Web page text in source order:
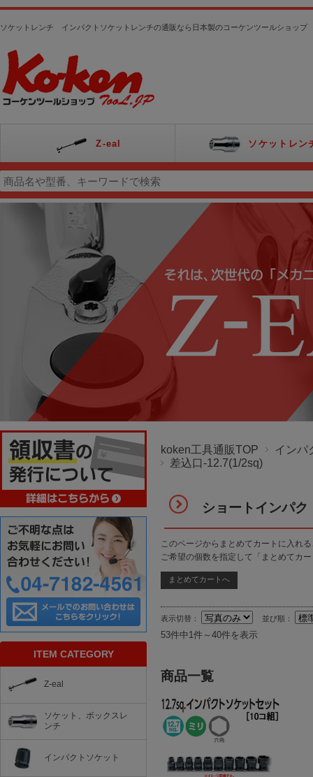
ソケットレンチ インパクトソケットレンチの通販なら日本製のコーケンツールショップ
Z-eal ソケットレン
koken工具通販TOP
インパ
差込口-12.7(1/2sq)
ショートインパ
このページからまとめてカートに入れ
ご希望の個数を指定して「まとめてカ
表示切替： 並び順：
53件中1件～40件を表示
商品一覧
ITEM CATEGORY
Z-eal
ソケット、ボックスレ
ンチ
インパクトソケット